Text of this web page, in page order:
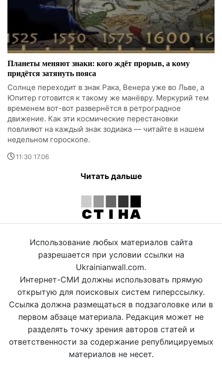
Планеты меняют знаки: кого ждёт прорыв, а кому
придётся затянуть пояса
Солнце переходит в знак Рака, Венера уже во Льве, а
Юпитер готовится к такому же манёвру. Меркурий тем
временем вот-вот развернётся в ретроградное
движение. Как эти космические перестановки
повлияют на каждый знак зодиака — читайте в нашем
недельном гороскопе.
11:30 17.06
Читать дальше
Использование любых материалов сайта
разрешается при условии ссылки на
Ukrainianwall.com.
Интернет-СМИ должны использовать прямую
открытую для поисковых систем гиперссылку.
Ссылка должна размещаться в подзаголовке или в
первом абзаце материала. Редакция может не
разделять точку зрения авторов статей и
ответственности за содержание републицируемых
материалов не несет.